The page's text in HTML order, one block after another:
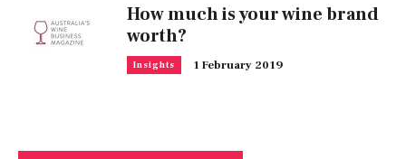
How much is your wine brand
worth?
Insights 1 February 2019